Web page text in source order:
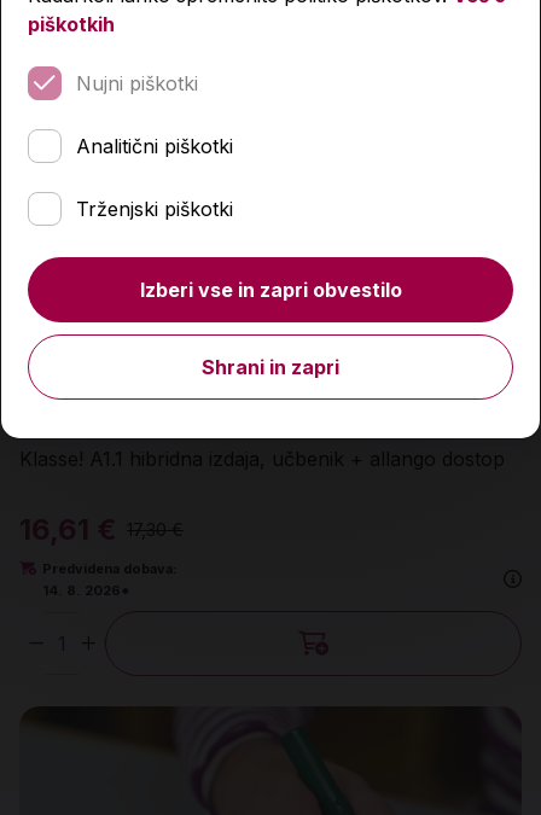
Klasse! A1.1 hibridna izdaja, učbenik + allango dostop
16,61 € 17,30 €
Predvidena dobava:
14. 8. 2026*
piškotkih
Nujni piškotki
Analitični piškotki
Trženjski piškotki
Izberi vse in zapri obvestilo
Shrani in zapri